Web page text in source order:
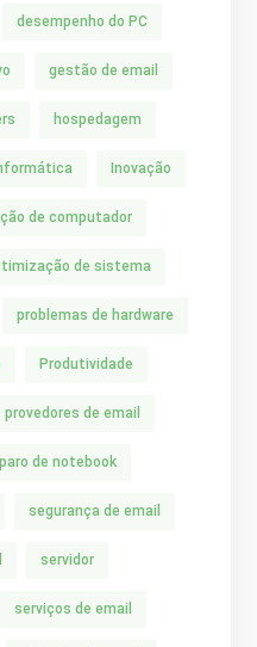
desempenho do PC
gestão de email
hospedagem
Inovação
de computador
de sistema
problemas de hardware
Produtividade
provedores de email
de notebook
segurança de email
servidor
serviços de email